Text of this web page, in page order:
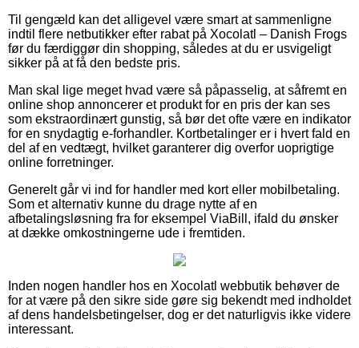
Til gengæld kan det alligevel være smart at sammenligne
indtil flere netbutikker efter rabat på Xocolatl – Danish Frogs
før du færdiggør din shopping, således at du er usvigeligt
sikker på at få den bedste pris.
Man skal lige meget hvad være så påpasselig, at såfremt en
online shop annoncerer et produkt for en pris der kan ses
som ekstraordinært gunstig, så bør det ofte være en indikator
for en snydagtig e-forhandler. Kortbetalinger er i hvert fald en
del af en vedtægt, hvilket garanterer dig overfor uoprigtige
online forretninger.
Generelt går vi ind for handler med kort eller mobilbetaling.
Som et alternativ kunne du drage nytte af en
afbetalingsløsning fra for eksempel ViaBill, ifald du ønsker
at dække omkostningerne ude i fremtiden.
Inden nogen handler hos en Xocolatl webbutik behøver de
for at være på den sikre side gøre sig bekendt med indholdet
af dens handelsbetingelser, dog er det naturligvis ikke videre
interessant.